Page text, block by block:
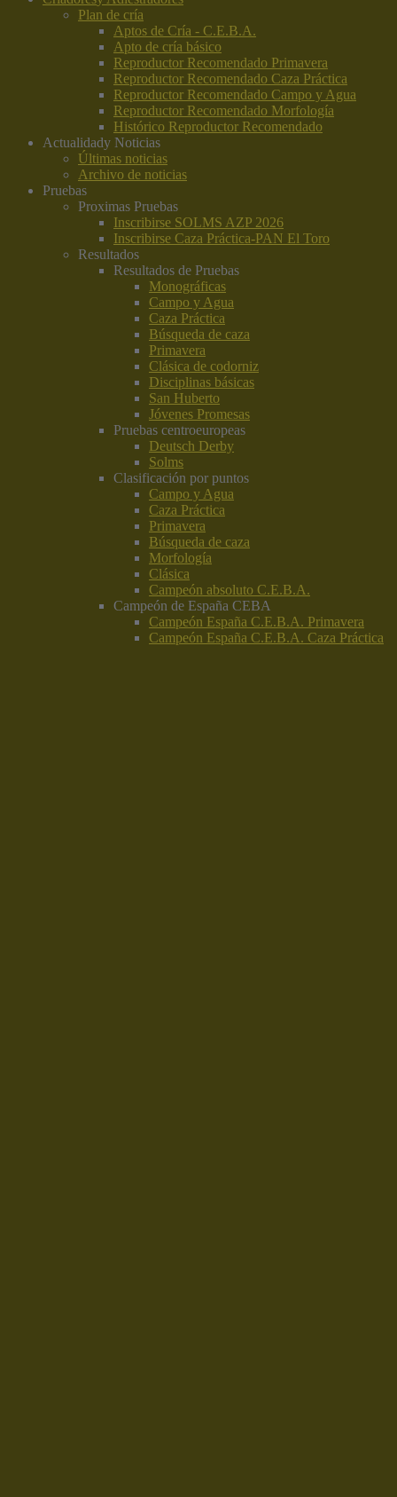
Plan de cría
Aptos de Cría - C.E.B.A.
Apto de cría básico
Reproductor Recomendado Primavera
Reproductor Recomendado Caza Práctica
Reproductor Recomendado Campo y Agua
Reproductor Recomendado Morfología
Histórico Reproductor Recomendado
Actualidady Noticias
Últimas noticias
Archivo de noticias
Pruebas
Proximas Pruebas
Inscribirse SOLMS AZP 2026
Inscribirse Caza Práctica-PAN El Toro
Resultados
Resultados de Pruebas
Monográficas
Campo y Agua
Caza Práctica
Búsqueda de caza
Primavera
Clásica de codorniz
Disciplinas básicas
San Huberto
Jóvenes Promesas
Pruebas centroeuropeas
Deutsch Derby
Solms
Clasificación por puntos
Campo y Agua
Caza Práctica
Primavera
Búsqueda de caza
Morfología
Clásica
Campeón absoluto C.E.B.A.
Campeón de España CEBA
Campeón España C.E.B.A. Primavera
Campeón España C.E.B.A. Caza Práctica